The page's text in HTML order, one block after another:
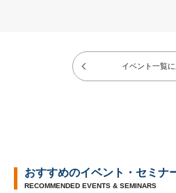
イベント一覧
おすすめのイベント・セミナ
RECOMMENDED EVENTS & SEMINARS